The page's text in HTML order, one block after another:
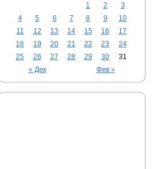
« Дек Фев »
1 2
3
4
5 6 7 8 9
10
11
12 13 14 15 16
17
18
19 20 21 22 23
24
25
26 27 28 29 30 31